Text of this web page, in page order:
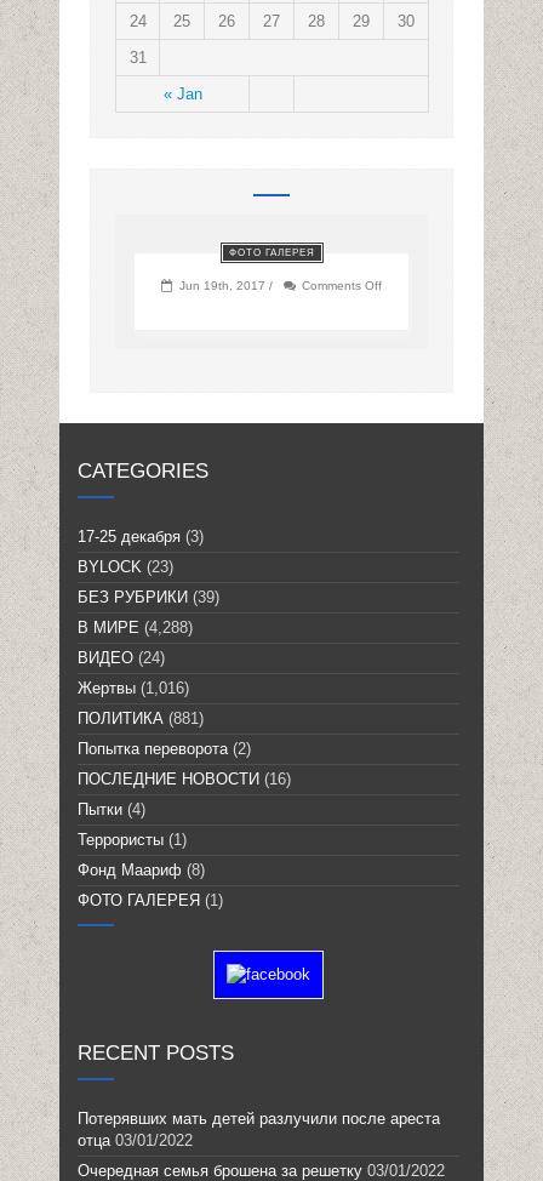
« Jan
24
25 26 27 28 29
30
31
ФОТО ГАЛЕРЕЯ
Jun 19th, 2017 / Comments Off
CATEGORIES
17-25 декабря (3)
BYLOCK (23)
БЕЗ РУБРИКИ (39)
В МИРЕ (4,288)
ВИДЕО (24)
Жертвы (1,016)
ПОЛИТИКА (881)
Попытка переворота(2)
ПОСЛЕДНИЕ НОВОСТИ (16)
Пытки (4)
Террористы (1)
Фонд Маариф (8)
ФОТО ГАЛЕРЕЯ (1)
RECENT POSTS
Потерявших мать детей разлучили после ареста
отца 03/01/2022
Очередная семья брошена за решетку 03/01/2022